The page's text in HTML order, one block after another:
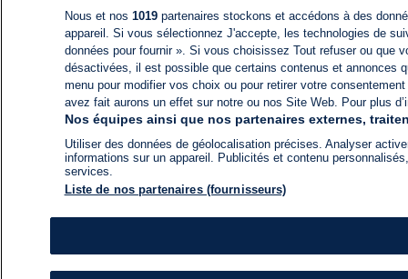
Nous et nos 1019partenaires stockons et accédons à des
appareil. Si vous sélectionnez J'accepte, les technologies de
données pour fournir ». Si vous choisissez Tout refuser ou
désactivées, il est possible que certains contenus et annonces
menu pour modifier vos choix ou pour retirer votre
avez fait aurons un effet sur notre ou nos Site Web. Pour plus
Nos équipes ainsi que nos partenaires externes,
Utiliser des données de géolocalisation précises. Analyser
informations sur un appareil. Publicités et contenu
services.
Liste de nos partenaires (fournisseurs)